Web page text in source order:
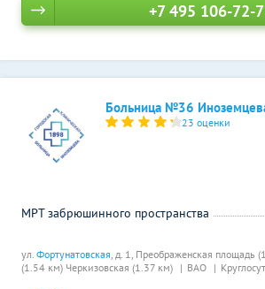
+7 495 106-72-
Больница №36
23 оценки
ул. Фортунатовская, д. 1, Преображенская площадь
(1.54 км) Черкизовская (1.37 км) ВАО
МРТ забрюшинного пространства